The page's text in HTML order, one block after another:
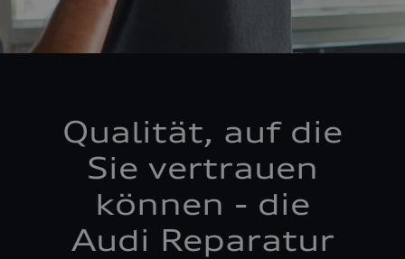
Qualität, auf die
Sie vertrauen
können - die
Audi Reparatur